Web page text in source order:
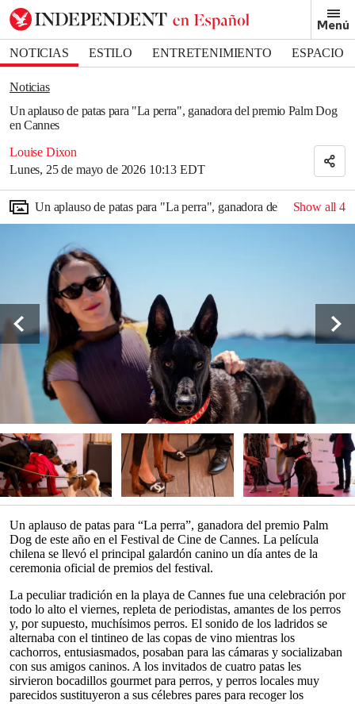
Menú
NOTICIAS ESTILO ENTRETENIMIENTO
ESPACIO
DEPORTES
Noticias
Un aplauso de patas para "La perra", ganadora del premio Palm Dog
en Cannes
Louise Dixon
Lunes, 25 de mayo de 2026 10:13 EDT
Bookmark popover
Removed from bookmarks
Close popover
Un aplauso de patas para "La perra", ganadora del premio Palm
Show all4
Un aplauso de patas para “La perra”, ganadora del premio Palm
Dog de este año en el Festival de Cine de Cannes. La película
chilena se llevó el principal galardón canino un día antes de la
ceremonia oficial de premios del festival.
La peculiar tradición en la playa de Cannes fue una celebración por
todo lo alto el viernes, repleta de periodistas, amantes de los perros
y, por supuesto, muchísimos perros. El sonido de los ladridos se
alternaba con el tintineo de las copas de vino mientras los
cachorros, entusiasmados, posaban para las cámaras y socializaban
con sus amigos caninos. A los invitados de cuatro patas les
sirvieron bocadillos gourmet para perros, y perros locales muy
parecidos sustituyeron a sus célebres pares para recoger los